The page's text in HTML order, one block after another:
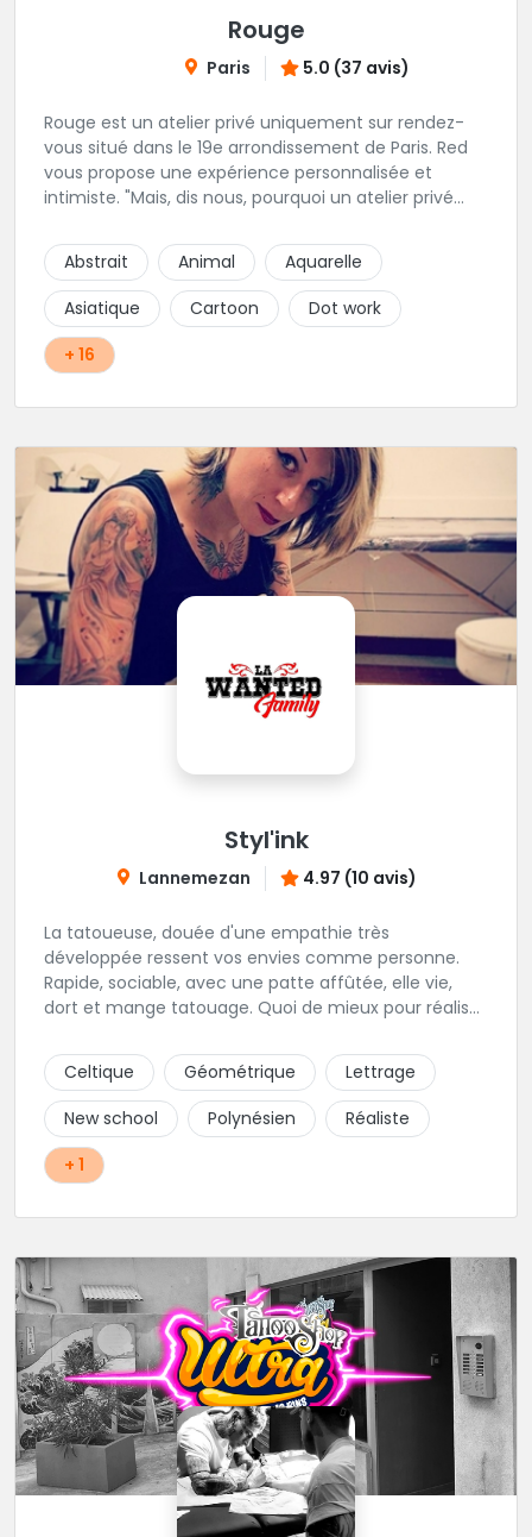
Rouge
Paris 5.0 (37 avis)
Rouge est un atelier privé uniquement sur rendez-
vous situé dans le 19e arrondissement de Paris. Red
vous propose une expérience personnalisée et
intimiste. "Mais, dis nous, pourquoi un atelier privé
qualité de service à tous les tatoué(e)s. L'intérêt est
de prendre son temps, faire les bons choix, et
toujours se donner à 1000 %. Sans oublier, une
hygiène irréprochable. La bonne humeur, l'échange,
le respect, faire un travail personnalisé et toujours de
qualité, sont les mots d'ordre dans cet atelier. " Si
Abstrait Animal
Aquarelle
Asiatique
Cartoon
Dot work
+ 16
Styl'ink
Lannemezan 4.97 (10 avis)
La tatoueuse, douée d'une empathie très
développée ressent vos envies comme personne.
Rapide, sociable, avec une patte affûtée, elle vie,
dort et mange tatouage. Quoi de mieux pour réaliser
Celtique
Géométrique
Lettrage
New school
Polynésien
Réaliste
+ 1